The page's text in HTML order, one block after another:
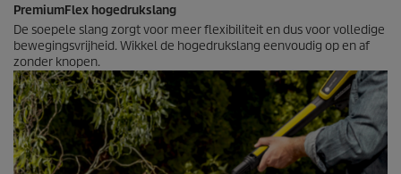
PremiumFlex hogedrukslang
De soepele slang zorgt voor meer flexibiliteit en dus voor volledige
bewegingsvrijheid. Wikkel de hogedrukslang eenvoudig op en af
zonder knopen.